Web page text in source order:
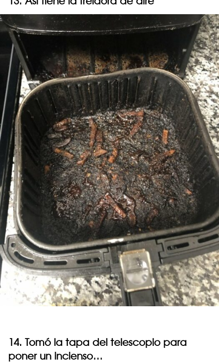
14. Tomó la tapa del telescopio para
poner un incienso…